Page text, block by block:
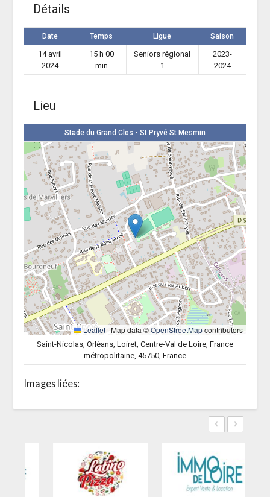
Détails
Date Temps Ligue Saison
14 avril
2024
15 h 00
min
Seniors régional
1
2023-
2024
Lieu
Stade du Grand Clos - St Pryvé St Mesmin
Leaflet | Map data ©OpenStreetMapcontributors
Saint-Nicolas, Orléans, Loiret, Centre-Val de Loire, France
métropolitaine, 45750, France
Images liées:
‹ ›